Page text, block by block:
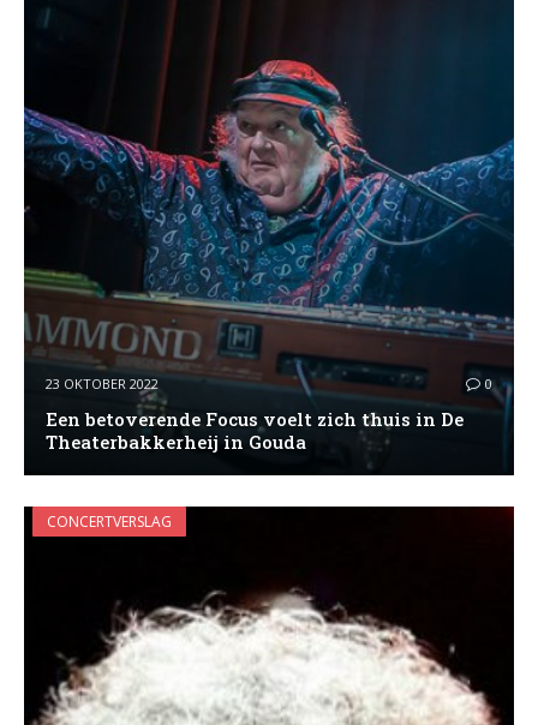
23 OKTOBER 2022 0
Een betoverende Focus voelt zich thuis in De
Theaterbakkerheij in Gouda
CONCERTVERSLAG